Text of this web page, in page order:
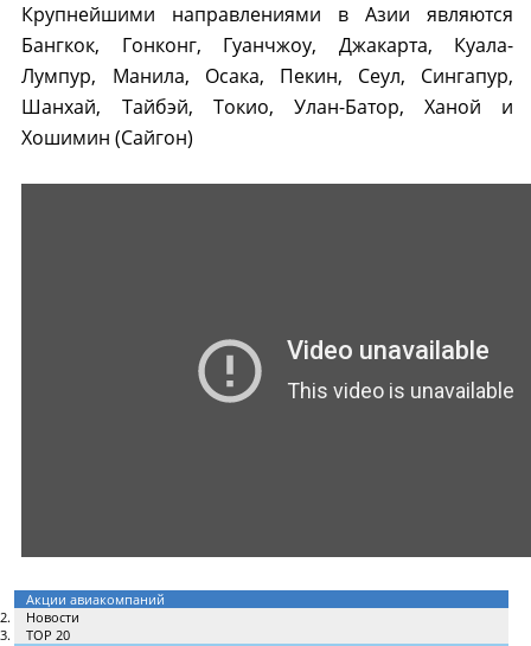
Крупнейшими направлениями в Азии являются
Бангкок, Гонконг, Гуанчжоу, Джакарта, Куала-
Лумпур, Манила, Осака, Пекин, Сеул, Сингапур,
Шанхай, Тайбэй, Токио, Улан-Батор, Ханой и
Хошимин (Сайгон)
Акции авиакомпаний
Новости
TOP 20